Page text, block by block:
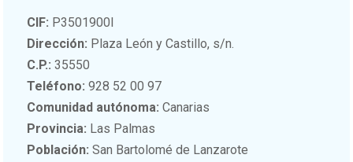
CIF: P3501900I
Dirección: Plaza León y Castillo, s/n.
C.P.: 35550
Teléfono: 928 52 00 97
Comunidad autónoma: Canarias
Provincia: Las Palmas
Población: San Bartolomé de Lanzarote